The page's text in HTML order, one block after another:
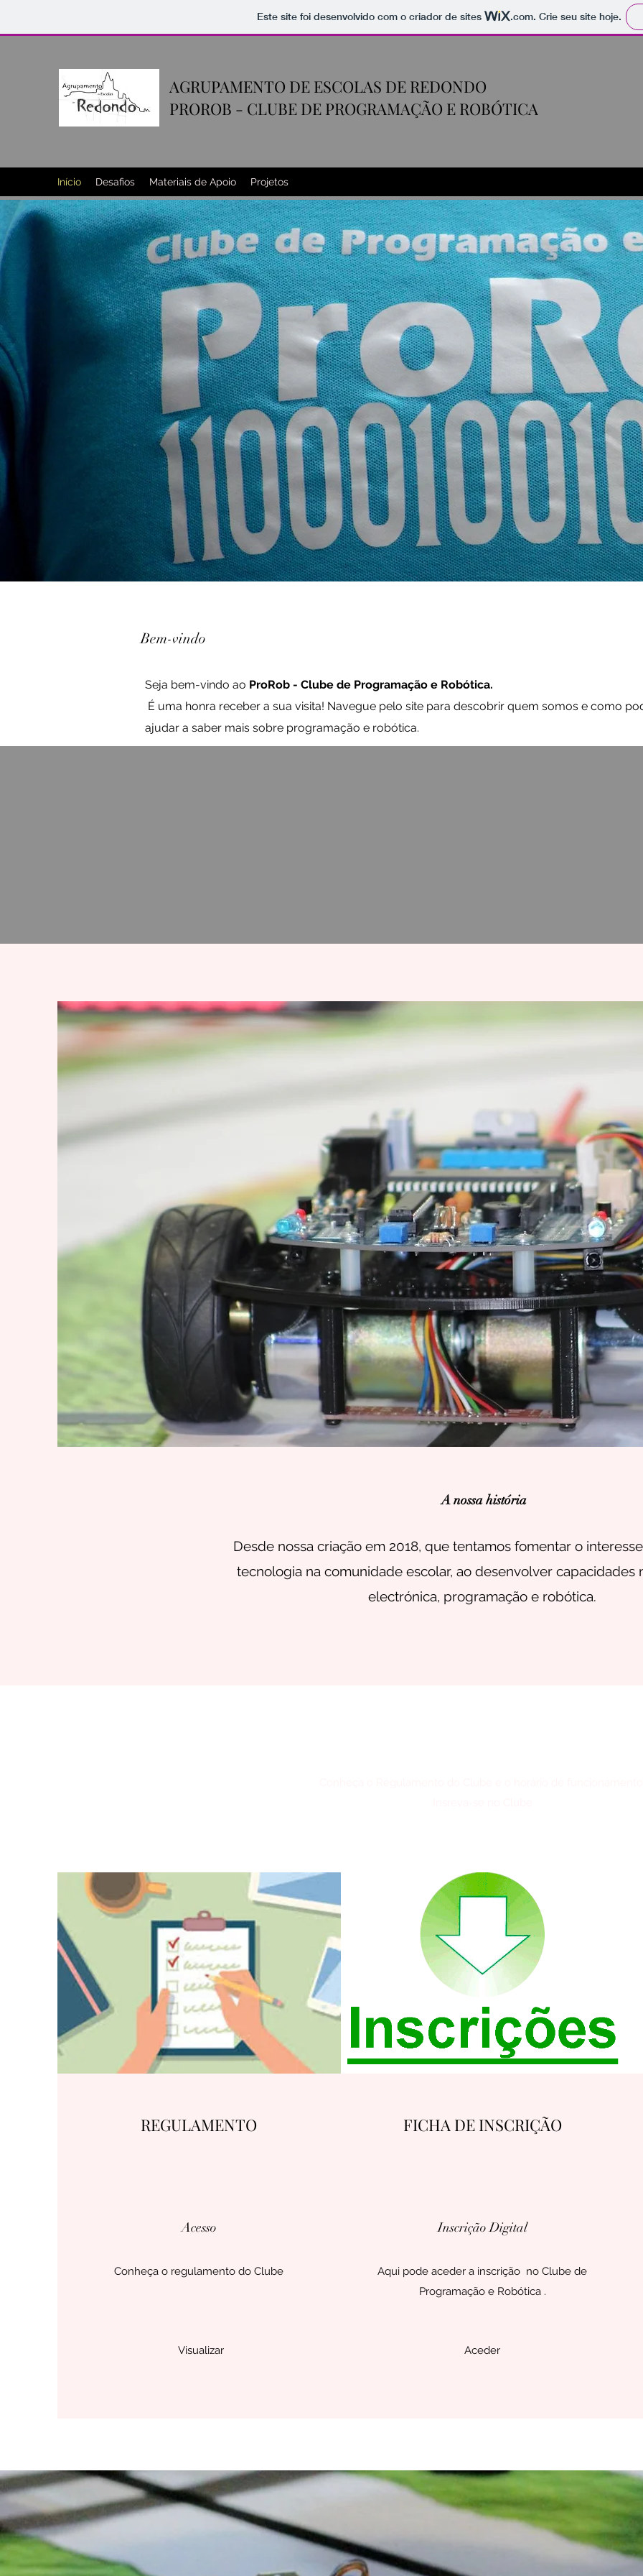
Este site foi desenvolvido com o criador de sites .com. Crie seu site hoje.
AGRUPAMENTO DE ESCOLAS DE REDONDO
PROROB - CLUBE DE PROGRAMAÇÃO E ROBÓTICA
Início Desafios Materiais de Apoio Projetos
Bem-vindo
Seja bem-vindo ao ProRob - Clube de Programação e Robótica.
É uma honra receber a sua visita! Navegue pelo site para descobrir quem somos e como
ajudar a saber mais sobre programação e robótica.
A nossa história
Desde nossa criação em 2018, que tentamos fomentar o
tecnologia na comunidade escolar, ao desenvolver capacidades
electrónica, programação e robótica.
REGULAMENTO
Acesso
Conheça o regulamento do Clube
Visualizar
FICHA DE INSCRIÇÃO
Inscrição Digital
Aqui pode aceder a inscrição no Clube de
Programação e Robótica .
Aceder